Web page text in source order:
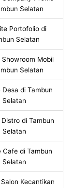
Selatan
Portofolio di
Selatan
Showroom Mobil
Selatan
Desa di Tambun
Selatan
di Tambun
Selatan
Cafe di Tambun
Selatan
Kecantikan